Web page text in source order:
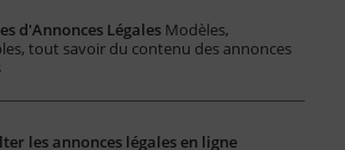
d'Annonces Légales Modèles,
tout savoir du contenu des annonces
les annonces légales en ligne